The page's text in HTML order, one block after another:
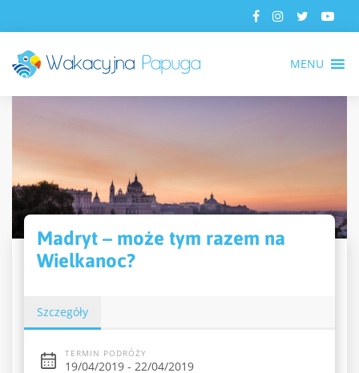
MENU
Madryt – może tym razem na
Wielkanoc?
Szczegóły
TERMIN PODRÓŻY
19/04/2019 - 22/04/2019